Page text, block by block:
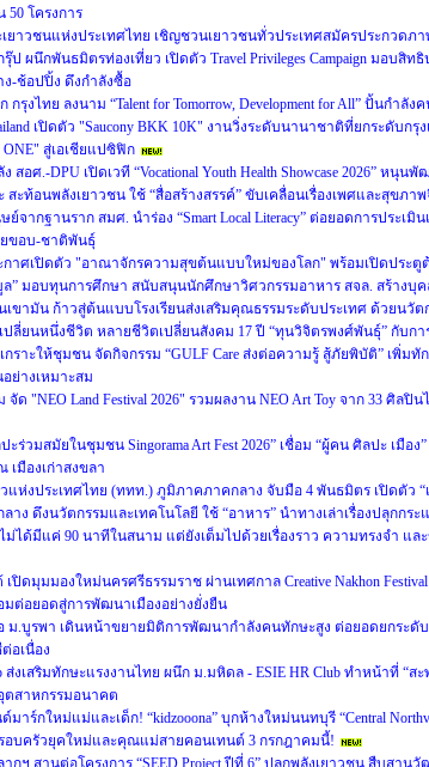
50 โครงการ
ยาวชนแห่งประเทศไทย เชิญชวนเยาวชนทั่วประเทศสมัครประกวดภา
รุ๊ป ผนึกพันธมิตรท่องเที่ยว เปิดตัว Travel Privileges Campaign มอบสิ
ง-ช้อปปิ้ง ดึงกำลังซื้อ
กรุงไทย ลงนาม “Talent for Tomorrow, Development for All” ปั้นกำ
เปิดตัว "Saucony BKK 10K" งานวิ่งระดับนานาชาติที่ยกระดับก
ONE" สู่เอเชียแปซิฟิก
สอศ.-DPU เปิดเวที “Vocational Youth Health Showcase 2026” ห
สะท้อนพลังเยาวชน ใช้ “สื่อสร้างสรรค์” ขับเคลื่อนเรื่องเพศและสุขภา
ย์จากฐานราก สมศ. นำร่อง “Smart Local Literacy” ต่อยอดการประเ
ขอบ-ชาติพันธุ์
ะกาศเปิดตัว "อาณาจักรความสุขต้นแบบใหม่ของโลก" พร้อมเปิดประ
” มอบทุนการศึกษา สนับสนุนนักศึกษาวิศวกรรมอาหาร สจล. สร้างบุ
เขามัน ก้าวสู่ต้นแบบโรงเรียนส่งเสริมคุณธรรมระดับประเทศ ด้วยนวั
ปลี่ยนหนึ่งชีวิต หลายชีวิตเปลี่ยนสังคม 17 ปี “ทุนวิจิตรพงศ์พันธุ์” กับก
เกราะให้ชุมชน จัดกิจกรรม “GULF Care ส่งต่อความรู้ สู้ภัยพิบัติ” เพิ่ม
ย่างเหมาะสม
จัด "NEO Land Festival 2026" รวมผลงาน NEO Art Toy จาก 33 ศิล
ะร่วมสมัยในชุมชน Singorama Art Fest 2026” เชื่อม “ผู้คน ศิลปะ เมือ
เมืองเก่าสงขลา
แห่งประเทศไทย (ททท.) ภูมิภาคภาคกลาง จับมือ 4 พันธมิตร เปิดตัว “เ
าง ดึงนวัตกรรมและเทคโนโลยี ใช้ “อาหาร” นำทางเล่าเรื่องปลุกกระ
ได้มีแค่ 90 นาทีในสนาม แต่ยังเต็มไปด้วยเรื่องราว ความทรงจำ แล
เปิดมุมมองใหม่นครศรีธรรมราช ผ่านเทศกาล Creative Nakhon
มต่อยอดสู่การพัฒนาเมืองอย่างยั่งยืน
ม.บูรพา เดินหน้าขยายมิติการพัฒนากำลังคนทักษะสูง ต่อยอดยกระดั
อเนื่อง
ส่งเสริมทักษะแรงงานไทย ผนึก ม.มหิดล - ESIE HR Club ทำหน้าที่ “ส
ตสาหกรรมอนาคต
าร์กใหม่แม่และเด็ก! “kidzooona” บุกห้างใหม่นนทบุรี “Central
อบครัวยุคใหม่และคุณแม่สายคอนเทนต์ 3 กรกฎาคมนี้!
กฯ สานต่อโครงการ “SEED Project ปีที่ 6” ปลุกพลังเยาวชน สืบสา